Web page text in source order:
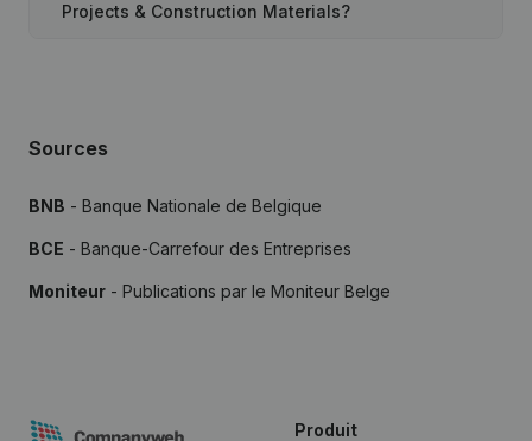
Projects & Construction Materials?
Sources
BNB - Banque Nationale de Belgique
BCE - Banque-Carrefour des Entreprises
Moniteur - Publications par le Moniteur Belge
Produit